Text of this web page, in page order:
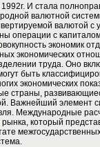
И стала
валютной
валютой
операции с
экономик
экономических
труда. Оно
быть
экономических
страны,
Важнейший элемент
Международные
рынка, который